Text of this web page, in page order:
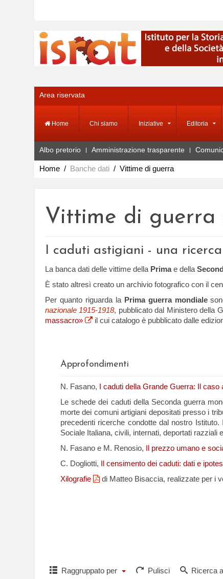
Area riservata
Home Chi siamo Iniziative Editoria
Albo pretorio Amministrazione trasparente
Home Banche dati Vittime di guerra
Vittime di guerra
I caduti astigiani - una
La banca dati delle vittime della Primae della
È stato altresì creato un archivio fotografico con il
Per quanto riguarda la Prima guerra mondiale
nazionale 1915-1918, pubblicato dal Ministero della
massacro»
il cui catalogo è pubblicato dalle
Approfondimenti
N. Fasano, I caduti della Grande Guerra: Il caso
Le schede dei caduti della Seconda guerra
morte dei comuni artigiani depositati presso i
precedenti ricerche condotte dal nostro
Sociale Italiana, civili, internati, deportati razziali
N. Fasano e M. Renosio, Il prezzo umano e
C. Dogliotti, Il censimento dei caduti: dati e
Xilografie
di Matteo Bisaccia, realizzate per i
Raggruppato per Pulisci Ricerca